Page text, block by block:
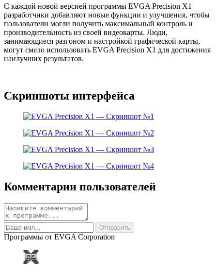
С каждой новой версией программы EVGA Precision X1
разработчики добавляют новые функции и улучшения, чтобы
пользователи могли получить максимальный контроль и
производительность из своей видеокарты. Люди,
занимающиеся разгоном и настройкой графической карты,
могут смело использовать EVGA Precision X1 для достижения
наилучших результатов.
Скриншоты интерфейса
Комментарии пользователей
Программы от EVGA Corporation